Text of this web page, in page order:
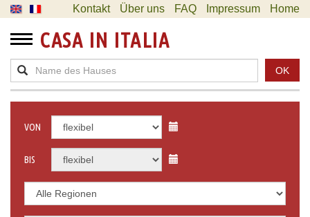
Kontakt Über uns FAQ Impressum Home
CASA IN ITALIA
OK
VON
BIS